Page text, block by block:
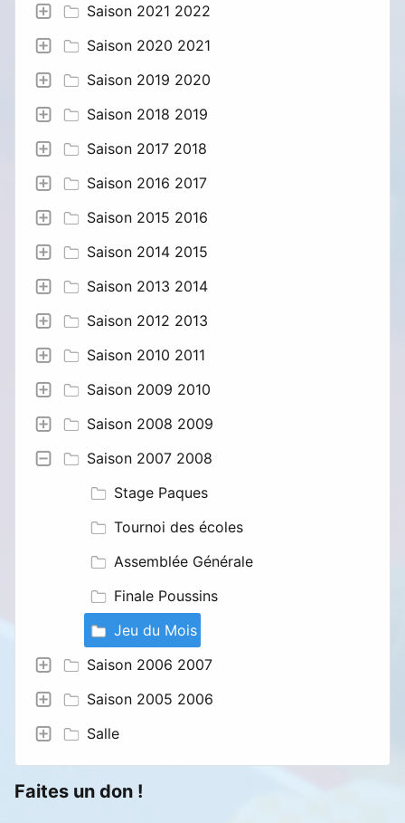
Saison 2021 2022
Saison 2020 2021
Saison 2019 2020
Saison 2018 2019
Saison 2017 2018
Saison 2016 2017
Saison 2015 2016
Saison 2014 2015
Saison 2013 2014
Saison 2012 2013
Saison 2010 2011
Saison 2009 2010
Saison 2008 2009
Saison 2007 2008
Stage Paques
Tournoi des écoles
Assemblée Générale
Finale Poussins
Jeu du Mois
Saison 2006 2007
Saison 2005 2006
Salle
Faites un don !